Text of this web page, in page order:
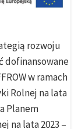
rozwoju
dofinansowane
w ramach
Rolnej na lata
Planem
na lata 2023 –